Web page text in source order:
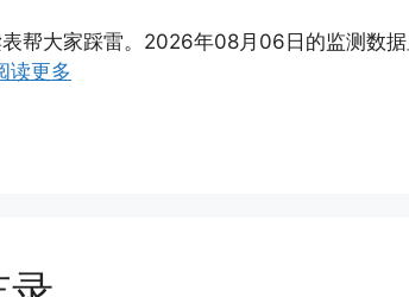
帮大家踩雷。2026年08月06日的监测数
读更多